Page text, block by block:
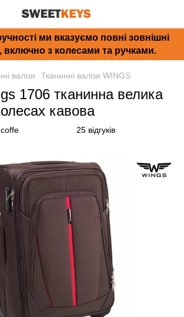
ми вказуємо повні зовнішні
включно з колесами та ручками.
валізи Тканинні валізи WINGS
1706 тканинна велика
кавова
25 відгуків